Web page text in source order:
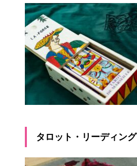
タロット・リーディング